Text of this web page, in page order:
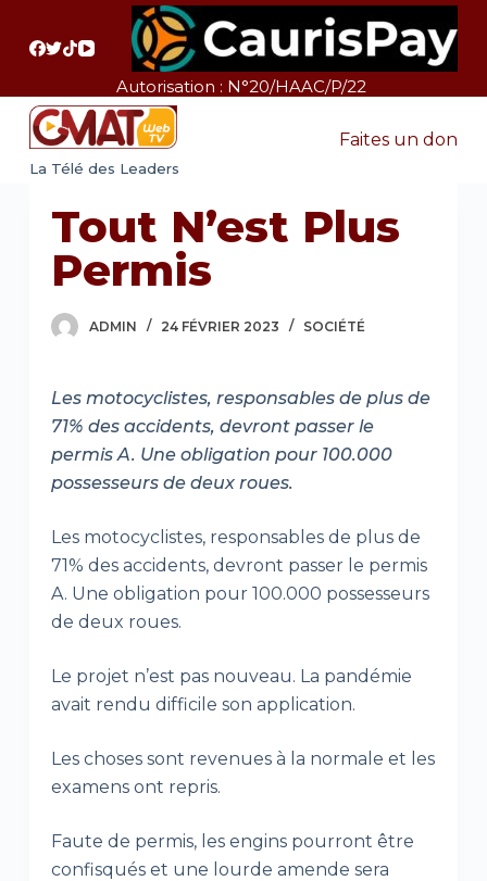
a
Autorisation : N°20/HAAC/P/22
La Télé des Leaders
Faites un don
Tout N’est Plus
Permis
ADMIN 24 FÉVRIER 2023 SOCIÉTÉ
Les motocyclistes, responsables de plus de
71% des accidents, devront passer le
permis A. Une obligation pour 100.000
possesseurs de deux roues.
Les motocyclistes, responsables de plus de
71% des accidents, devront passer le permis
A. Une obligation pour 100.000 possesseurs
de deux roues.
Le projet n’est pas nouveau. La pandémie
avait rendu difficile son application.
Les choses sont revenues à la normale et les
examens ont repris.
Faute de permis, les engins pourront être
confisqués et une lourde amende sera